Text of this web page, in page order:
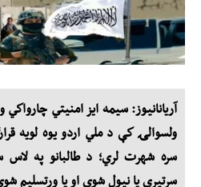
آریانانیوز: سیمه ایز امنيتي
ولسوالۍ كې د ملي اردو یوه لویه
سره شهرت لري؛ د طالبانو په
سرتیری یا نیول شوي او یا ورتسلیم